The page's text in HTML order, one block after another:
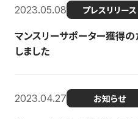
2023.05.08 プレスリリース
マンスリーサポーター獲得
しました
2023.04.27 お知らせ